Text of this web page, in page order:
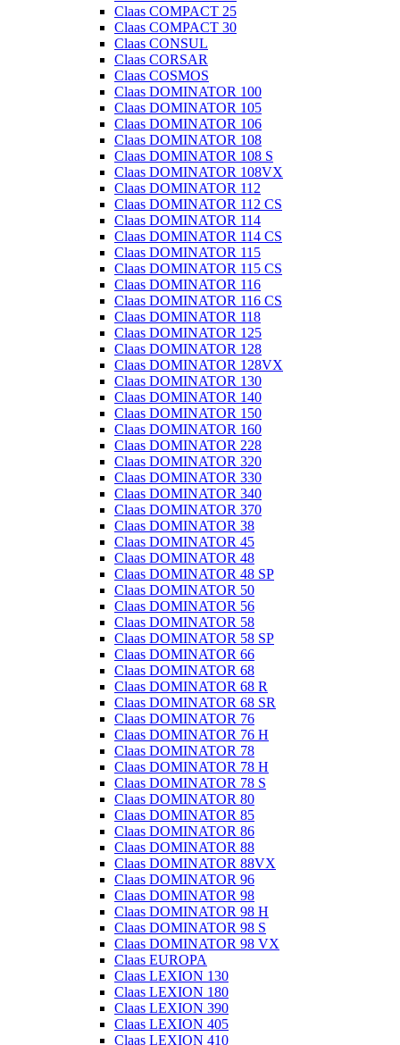
Claas COMPACT 25
Claas COMPACT 30
Claas CONSUL
Claas CORSAR
Claas COSMOS
Claas DOMINATOR 100
Claas DOMINATOR 105
Claas DOMINATOR 106
Claas DOMINATOR 108
Claas DOMINATOR 108 S
Claas DOMINATOR 108VX
Claas DOMINATOR 112
Claas DOMINATOR 112 CS
Claas DOMINATOR 114
Claas DOMINATOR 114 CS
Claas DOMINATOR 115
Claas DOMINATOR 115 CS
Claas DOMINATOR 116
Claas DOMINATOR 116 CS
Claas DOMINATOR 118
Claas DOMINATOR 125
Claas DOMINATOR 128
Claas DOMINATOR 128VX
Claas DOMINATOR 130
Claas DOMINATOR 140
Claas DOMINATOR 150
Claas DOMINATOR 160
Claas DOMINATOR 228
Claas DOMINATOR 320
Claas DOMINATOR 330
Claas DOMINATOR 340
Claas DOMINATOR 370
Claas DOMINATOR 38
Claas DOMINATOR 45
Claas DOMINATOR 48
Claas DOMINATOR 48 SP
Claas DOMINATOR 50
Claas DOMINATOR 56
Claas DOMINATOR 58
Claas DOMINATOR 58 SP
Claas DOMINATOR 66
Claas DOMINATOR 68
Claas DOMINATOR 68 R
Claas DOMINATOR 68 SR
Claas DOMINATOR 76
Claas DOMINATOR 76 H
Claas DOMINATOR 78
Claas DOMINATOR 78 H
Claas DOMINATOR 78 S
Claas DOMINATOR 80
Claas DOMINATOR 85
Claas DOMINATOR 86
Claas DOMINATOR 88
Claas DOMINATOR 88VX
Claas DOMINATOR 96
Claas DOMINATOR 98
Claas DOMINATOR 98 H
Claas DOMINATOR 98 S
Claas DOMINATOR 98 VX
Claas EUROPA
Claas LEXION 130
Claas LEXION 180
Claas LEXION 390
Claas LEXION 405
Claas LEXION 410